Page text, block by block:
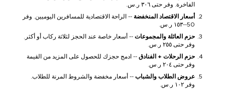
الفاخرة. وفر حتى ٣٠٦ ر.س.
أسعار الاقتصاد المنخفضة -- الراحة الاقتصادية للمسافرين اليوميين. وفر
50--١٥٣ ر.س.
حزم العائلة والمجموعات -- أسعار خاصة عند الحجز لثلاثة ركاب أو أكثر.
وفر حتى ٢٥٥ ر.س.
حزم الرحلات + الفنادق -- ادمج حجزك للحصول على المزيد من القيمة
وفر حتى ٢٠٤ ر.س.
عروض الطلاب والشباب -- أسعار مخفضة والشروط المرنة للطلاب.
وفر ١٠٢ ر.س.